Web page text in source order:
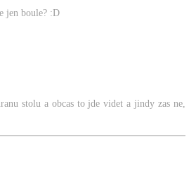
jen boule? :D
stolu a obcas to jde videt a jindy zas ne,